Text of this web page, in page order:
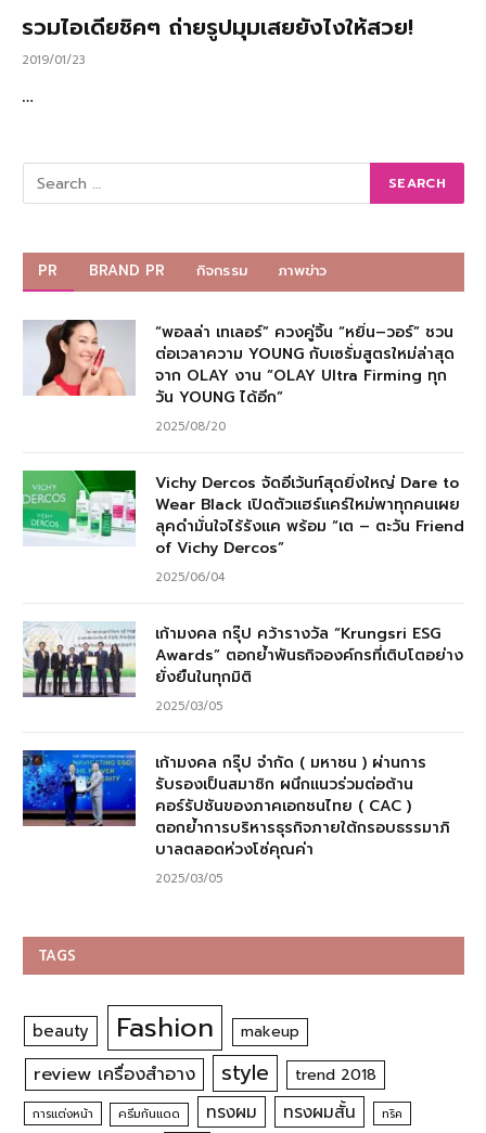
รวมไอเดียชิคๆ ถ่ายรูปมุมเสยยังไงให้สวย!
2019/01/23
…
PR BRAND PR กิจกรรม ภาพข่าว
“พอลล่า เทเลอร์” ควงคู่จิ้น “หยิ่น–วอร์” ชวน
ต่อเวลาความ YOUNG กับเซรั่มสูตรใหม่ล่าสุด
จาก OLAY งาน “OLAY Ultra Firming ทุก
วัน YOUNG ได้อีก”
2025/08/20
Vichy Dercos จัดอีเว้นท์สุดยิ่งใหญ่ Dare to
Wear Black เปิดตัวแฮร์แคร์ใหม่พาทุกคนเผย
ลุคดำมั่นใจไร้รังแค พร้อม “เต – ตะวัน Friend
of Vichy Dercos”
2025/06/04
เก้ามงคล กรุ๊ป คว้ารางวัล “Krungsri ESG
Awards” ตอกย้ำพันธกิจองค์กรที่เติบโตอย่าง
ยั่งยืนในทุกมิติ
2025/03/05
เก้ามงคล กรุ๊ป จำกัด ( มหาชน ) ผ่านการ
รับรองเป็นสมาชิก ผนึกแนวร่วมต่อต้าน
คอร์รัปชันของภาคเอกชนไทย ( CAC )
ตอกย้ำการบริหารธุรกิจภายใต้กรอบธรรมาภิ
บาลตลอดห่วงโซ่คุณค่า
2025/03/05
TAGS
beauty Fashion makeup
review เครื่องสำอาง style trend 2018
การแต่งหน้า ครีมกันแดด ทรงผม ทรงผมสั้น ทริค